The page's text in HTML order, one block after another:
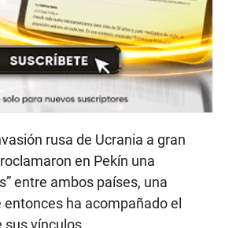
rusa de Ucrania a gran
en Pekín una
entre ambos países, una
ha acompañado el
vínculos.